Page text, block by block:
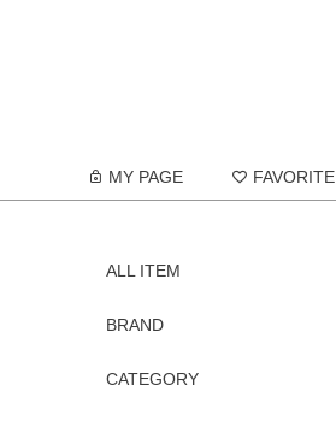
MY PAGE FAVORITE
ALL ITEM
BRAND
CATEGORY